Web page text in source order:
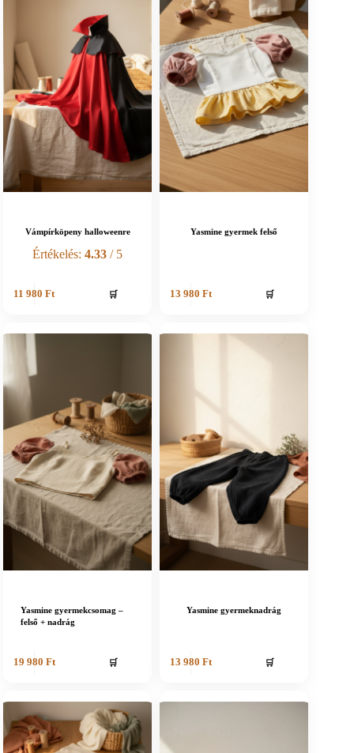
Vámpírköpeny halloweenre
Értékelés:4.33 / 5
11 980Ft 🛒
Yasmine gyermek felső
13 980 Ft 🛒
Yasmine gyermekcsomag –
felső + nadrág
19 980 Ft 🛒
Yasmine gyermeknadrág
13 980 Ft 🛒